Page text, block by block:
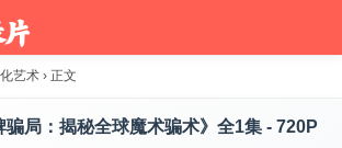
艺术 › 正文
局：揭秘全球魔术骗术》全1集 - 720P